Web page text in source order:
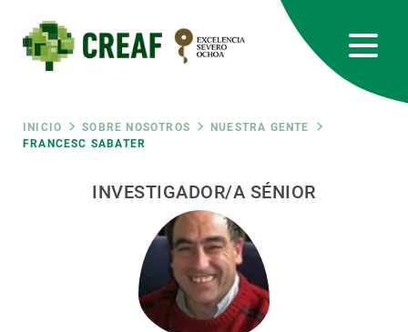
contenido
principal
Ruta
navegación
INICIO SOBRE NOSOTROS
NUESTRA GENTE
FRANCESC SABATER
INVESTIGADOR/A SÉNIOR
RRSS
Featured
responsive
Responsive